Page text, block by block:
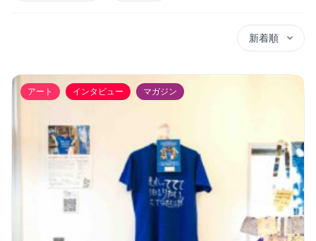
新着順
アート インタビュー マガジン